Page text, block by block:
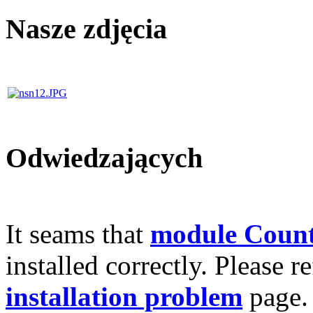
Nasze zdjęcia
Odwiedzających
It seams that module
installed correctly. Please
installation problem page.